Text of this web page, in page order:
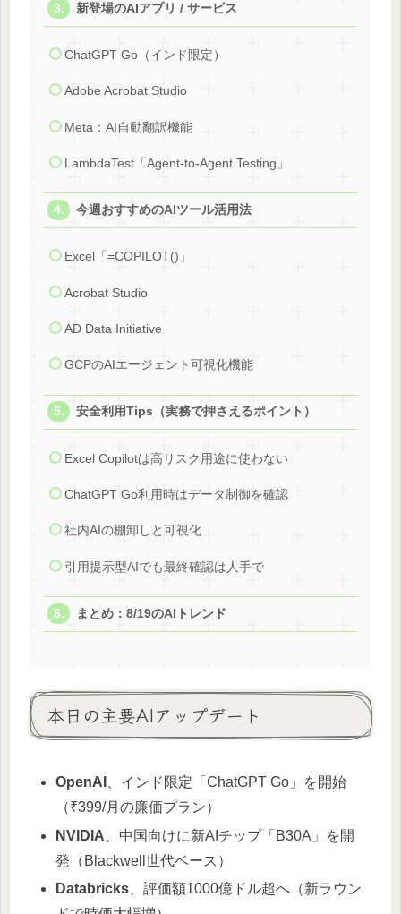
新登場のAIアプリ / サービス
ChatGPT Go（インド限定）
Adobe Acrobat Studio
Meta：AI自動翻訳機能
LambdaTest「Agent-to-Agent Testing」
今週おすすめのAIツール活用法
Excel「=COPILOT()」
Acrobat Studio
AD Data Initiative
GCPのAIエージェント可視化機能
安全利用Tips（実務で押さえるポイント）
Excel Copilotは高リスク用途に使わない
ChatGPT Go利用時はデータ制御を確認
社内AIの棚卸しと可視化
引用提示型AIでも最終確認は人手で
まとめ：8/19のAIトレンド
本日の主要AIアップデート
OpenAI
、インド限定「ChatGPT Go」を開始
（₹399/月の廉価プラン）
NVIDIA 、中国向けに新AIチップ「B30A」を開
発（Blackwell世代ベース）
Databricks 、評価額1000億ドル超へ（新ラウン